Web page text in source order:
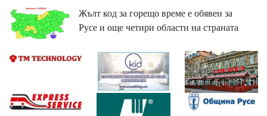
Жълт код за горещо време е обявен за
Русе и още четири области на страната